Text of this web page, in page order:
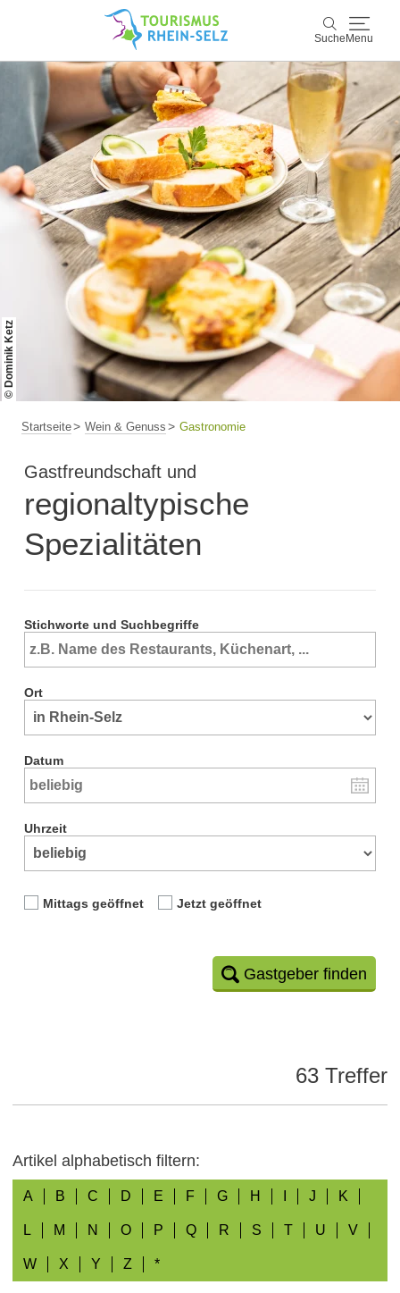
Suche Menu
Suche
Rhein-Selz
Entdecken & Erleben
Wein & Genuss
Kultur & Events
Buchen & Service
© Dominik Ketz
Startseite Wein & Genuss Gastronomie
Gastfreundschaft und
regionaltypische
Spezialitäten
Stichworte und Suchbegriffe
Ort
Datum
Uhrzeit
Mittags geöffnet Jetzt geöffnet
Gastgeber finden
63 Treffer
Artikel alphabetisch filtern:
A B C D E F G H J K
L M N O P Q R S T U V
W X Y Z *